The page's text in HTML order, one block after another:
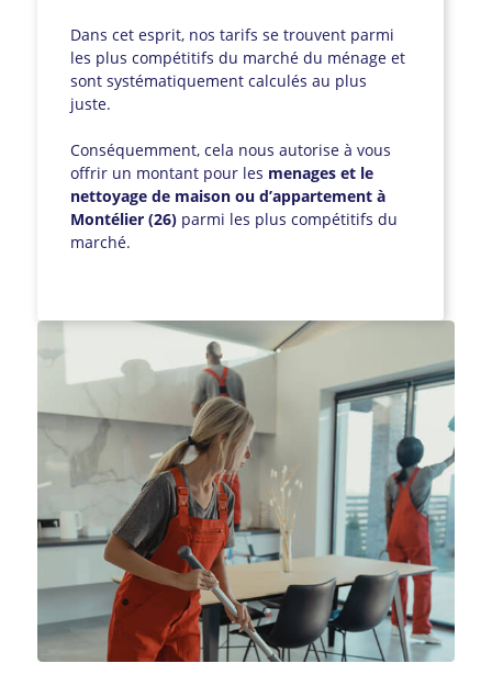
Dans cet esprit, nos tarifs se trouvent parmi
les plus compétitifs du marché du ménage et
sont systématiquement calculés au plus
juste.
Conséquemment, cela nous autorise à vous
offrir un montant pour les menages et le
nettoyage de maison ou d’appartement à
Montélier (26) parmi les plus compétitifs du
marché.